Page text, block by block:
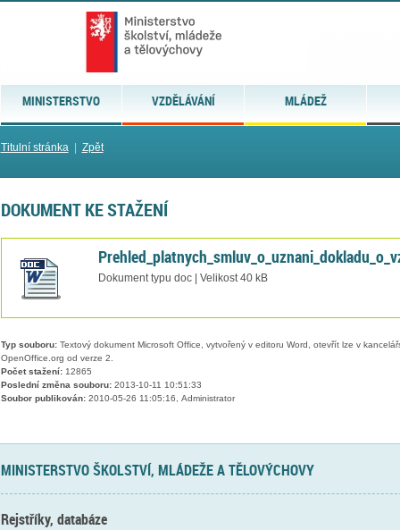
MINISTERSTVO VZDĚLÁVÁNÍ MLÁDEŽ
Titulní stránka| Zpět
DOKUMENT KE STAŽENÍ
Dokument typu doc | Velikost 40 kB
Typ souboru:Textový dokument Microsoft Office, vytvořený v editoru Word, otevřít lze v
OpenOffice.org od verze 2.
Počet stažení:12865
Poslední změna souboru:2013-10-11 10:51:33
Soubor publikován:2010-05-26 11:05:16, Administrator
MINISTERSTVO ŠKOLSTVÍ, MLÁDEŽE A TĚLOVÝCHOVY
Rejstříky, databáze